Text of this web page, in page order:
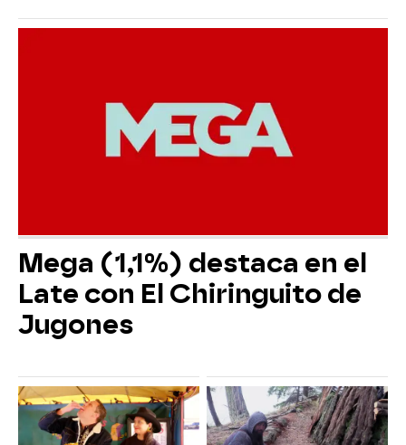
Mega (1,1%) destaca en el
Late con El Chiringuito de
Jugones